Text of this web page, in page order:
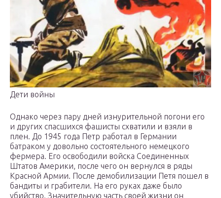
Дети войны
Однако через пару дней изнурительной погони его
и других спасшихся фашисты схватили и взяли в
плен. До 1945 года Петр работал в Германии
батраком у довольно состоятельного немецкого
фермера. Его освободили войска Соединенных
Штатов Америки, после чего он вернулся в ряды
Красной Армии. После демобилизации Петя пошел в
бандиты и грабители. На его руках даже было
убийство. Значительную часть своей жизни он